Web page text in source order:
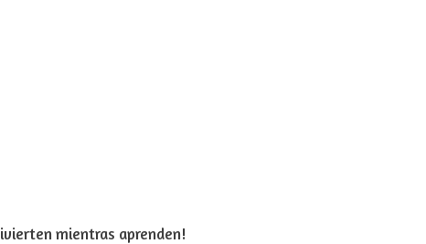
mientras aprenden!